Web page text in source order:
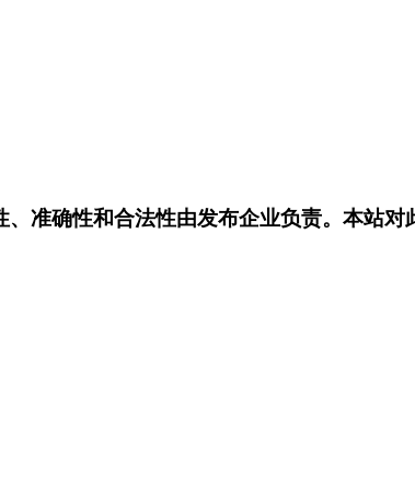
准确性和合法性由发布企业负责。本站对